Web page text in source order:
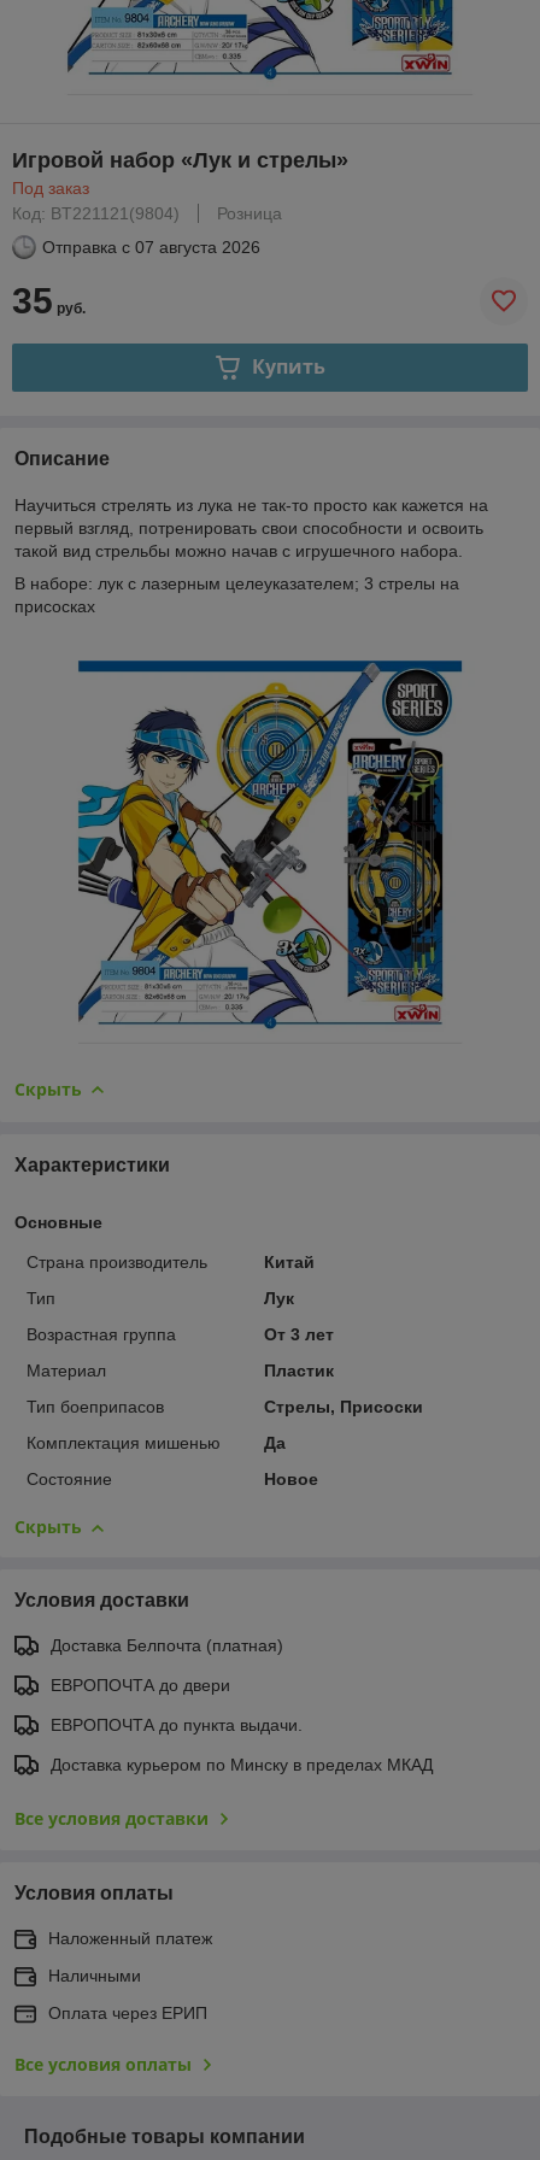
Игровой набор «Лук и стрелы»
Под заказ
Код: BT221121(9804)
Розница
Отправка с 07 августа 2026
35 руб.
Купить
Описание
Научиться стрелять из лука не так-то просто как кажется на
первый взгляд, потренировать свои способности и освоить
такой вид стрельбы можно начав с игрушечного набора.
В наборе: лук с лазерным целеуказателем; 3 стрелы на
присосках
Скрыть
Характеристики
Основные
Страна производитель
Китай
Тип
Лук
Возрастная группа
От 3 лет
Материал
Пластик
Тип боеприпасов
Стрелы, Присоски
Комплектация мишенью
Да
Состояние
Новое
Скрыть
Условия доставки
Доставка Белпочта (платная)
ЕВРОПОЧТА до двери
ЕВРОПОЧТА до пункта выдачи.
Доставка курьером по Минску в пределах МКАД
Все условия доставки
Условия оплаты
Наложенный платеж
Наличными
Оплата через ЕРИП
Все условия оплаты
Подобные товары компании